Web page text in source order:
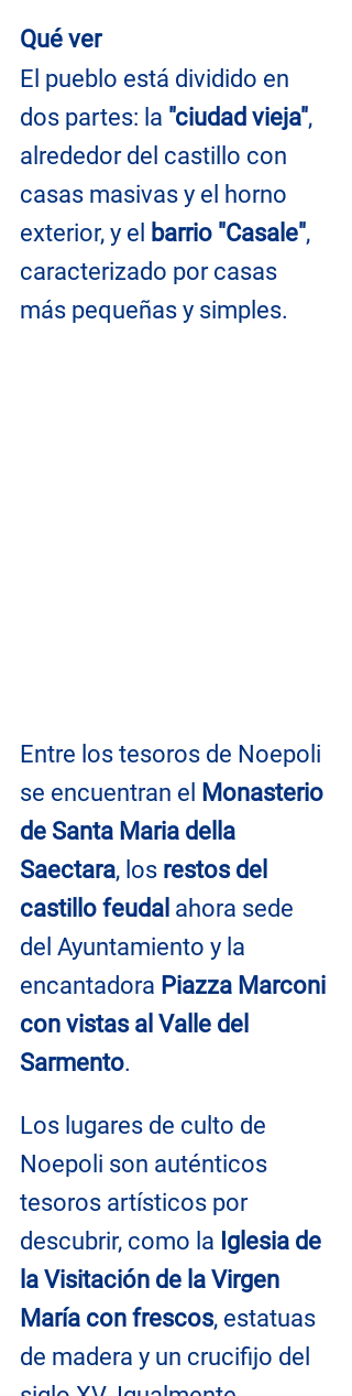
Qué ver
El pueblo está dividido en
dos partes: la "ciudad vieja",
alrededor del castillo con
casas masivas y el horno
exterior, y el barrio "Casale",
caracterizado por casas
más pequeñas y simples.
Entre los tesoros de Noepoli
se encuentran el Monasterio
de Santa Maria della
Saectara, los restos del
castillo feudal ahora sede
del Ayuntamiento y la
encantadora Piazza Marconi
con vistas al Valle del
Sarmento.
Los lugares de culto de
Noepoli son auténticos
tesoros artísticos por
descubrir, como la Iglesia de
la Visitación de la Virgen
María con frescos, estatuas
de madera y un crucifijo del